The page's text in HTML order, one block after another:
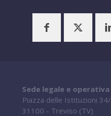
Sede legale e operativa
Piazza delle Istituzioni
31100 - Treviso (TV)